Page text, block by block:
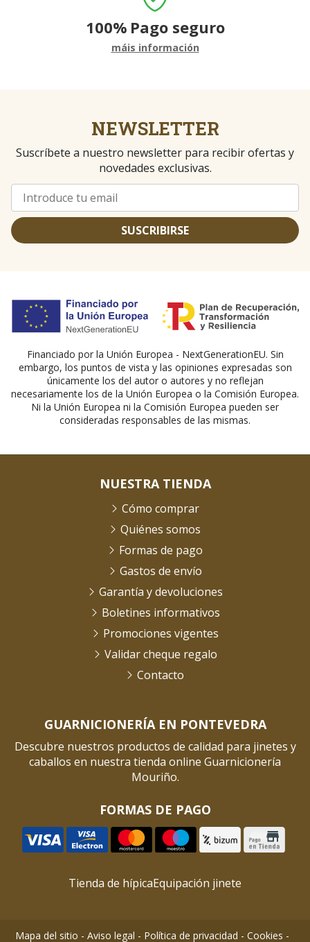
100% Pago seguro
máis información
NEWSLETTER
Suscríbete a nuestro newsletter para recibir ofertas y
novedades exclusivas.
SUSCRIBIRSE
Financiado por la Unión Europea - NextGenerationEU. Sin
embargo, los puntos de vista y las opiniones expresadas son
únicamente los del autor o autores y no reflejan
necesariamente los de la Unión Europea o la Comisión Europea.
Ni la Unión Europea ni la Comisión Europea pueden ser
consideradas responsables de las mismas.
GUARNICIONERÍA EN PONTEVEDRA
Descubre nuestros productos de calidad para jinetes y
caballos en nuestra tienda online Guarnicionería
Mouriño.
FORMAS DE PAGO
NUESTRA TIENDA
Cómo comprar
Quiénes somos
Formas de pago
Gastos de envío
Garantía y devoluciones
Boletines informativos
Promociones vigentes
Validar cheque regalo
Contacto
Tienda de hípicaEquipación jinete
Mapa del sitio - Aviso legal - Política de privacidad - Cookies -